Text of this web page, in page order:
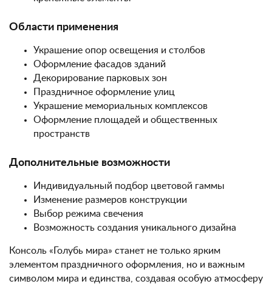
Области применения
Украшение опор освещения и столбов
Оформление фасадов зданий
Декорирование парковых зон
Праздничное оформление улиц
Украшение мемориальных комплексов
Оформление площадей и общественных
пространств
Дополнительные возможности
Индивидуальный подбор цветовой гаммы
Изменение размеров конструкции
Выбор режима свечения
Возможность создания уникального дизайна
Консоль «Голубь мира» станет не только ярким
элементом праздничного оформления, но и важным
символом мира и единства, создавая особую атмосферу